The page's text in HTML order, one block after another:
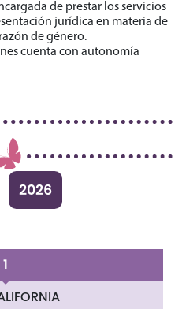
de prestar los servicios
jurídica en materia de
de género.
cuenta con autonomía
2026
1